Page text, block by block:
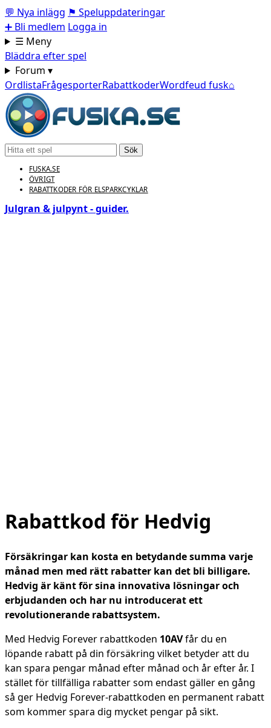
💬 Nya inlägg ⚑ Speluppdateringar
➕ Bli medlem Logga in
☰ Meny
Bläddra efter spel
Forum ▾
OrdlistaFrågesporterRabattkoderWordfeud fusk⌂
Sök
FUSKA.SE
ÖVRIGT
RABATTKODER FÖR ELSPARKCYKLAR
Julgran & julpynt - guider.
Rabattkod för Hedvig
Försäkringar kan kosta en betydande summa varje
månad men med rätt rabatter kan det bli billigare.
Hedvig är känt för sina innovativa lösningar och
erbjudanden och har nu introducerat ett
revolutionerande rabattsystem.
Med Hedvig Forever rabattkoden 10AVfår du en
löpande rabatt på din försäkring vilket betyder att du
kan spara pengar månad efter månad och år efter år. I
stället för tillfälliga rabatter som endast gäller en gång
så ger Hedvig Forever-rabattkoden en permanent rabatt
som kommer spara dig mycket pengar på sikt.